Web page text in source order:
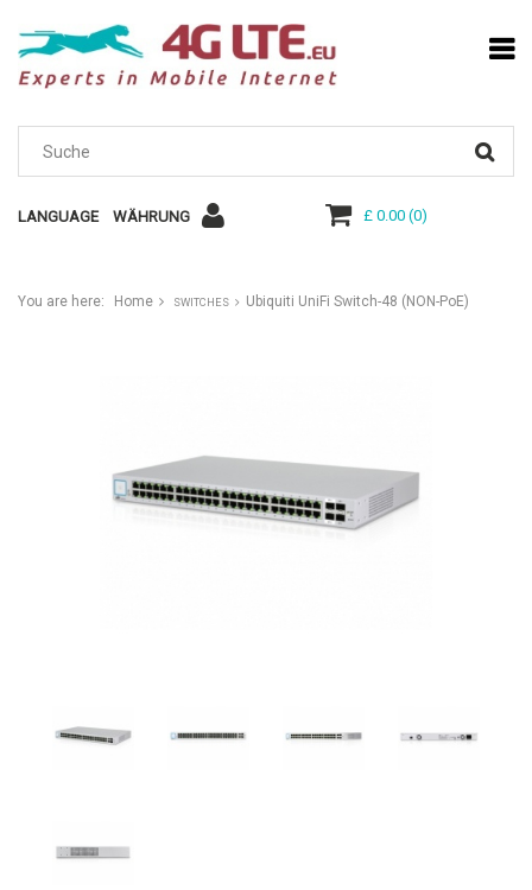
LANGUAGE WÄHRUNG £ 0.00(0)
You are here: Home SWITCHES Ubiquiti UniFi Switch-48 (NON-PoE)